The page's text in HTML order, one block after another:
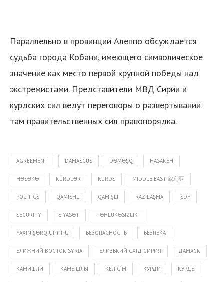
Параллельно в провинции Алеппо обсуждается
судьба города Кобани, имеющего символическое
значение как место первой крупной победы над
экстремистами. Представители МВД Сирии и
курдских сил ведут переговоры о развертывании
там правительственных сил правопорядка.
AGREEMENT DAMASCUS DƏMƏŞQ HASAKEH
HƏSƏKƏ KÜRDLƏR KURDS MIDDLE EAST 叙利亚
POLITICS QAMISHLI QAMIŞLI RAZILAŞMA SDF
SECURITY SIYASƏT TƏHLÜKƏSIZLIK
YAXIN ŞƏRQ ՍԻՐԻԱ БЕЗОПАСНОСТЬ БЕЗПЕКА
БЛИЖНИЙ ВОСТОК SYRIA БЛИЗЬКИЙ СХІД СИРИЯ ДАМАСК
КАМИШЛИ КАМЫШЛЫ КЕЛІСІМ КУРДИ КУРДЫ